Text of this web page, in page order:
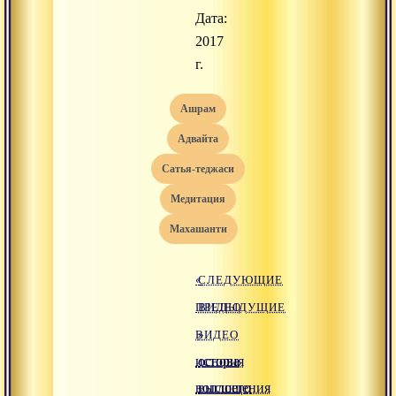
Дата:
2017
г.
ашрам
адвайта
сатья-теджаси
медитация
махашанти
«
ПРЕДЫДУЩИЕ
ВИДЕО
история
воплощения
СЛЕДУЮЩИЕ
ВИДЕО
»
основа
высшего